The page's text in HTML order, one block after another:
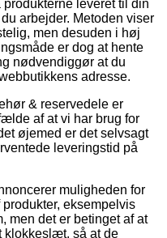
leveret til din
arbejder. Metoden viser
men desuden i høj
er dog at hente
nødvendiggør at du
adresse.
& reservedele er
af at vi har brug for
øjemed er det selvsagt
leveringstid på
muligheden for
eksempelvis
men det er betinget af at
klokkeslæt, så at de